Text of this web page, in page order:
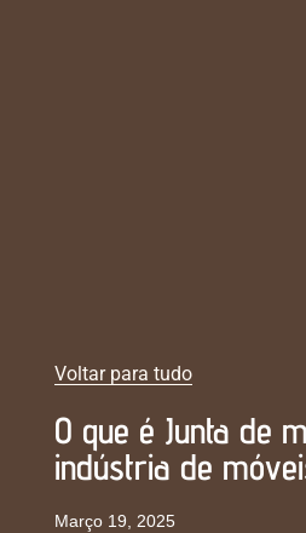
Voltar para tudo
O que é Junta de
indústria de
Março 19, 2025